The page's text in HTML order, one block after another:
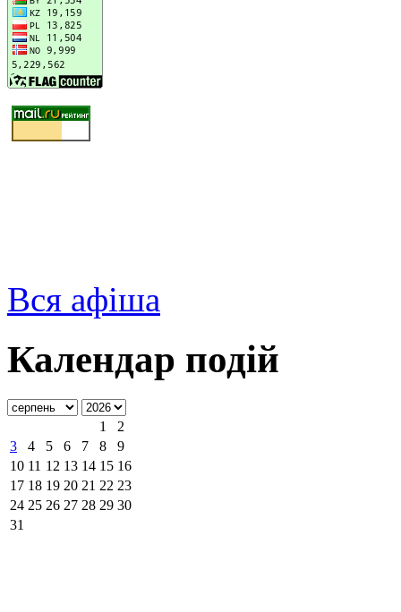
Вся афіша
Календар подій
1
2
3
4 5 6 7 8
9
10 11 12 13 14 15 16
17 18 19 20 21 22 23
24 25 26 27 28 29 30
31